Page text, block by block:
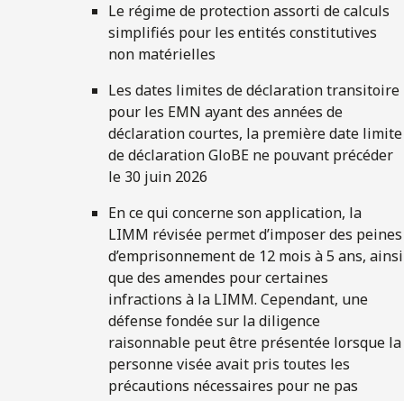
Le régime de protection assorti de calculs
simplifiés pour les entités constitutives
non matérielles
Les dates limites de déclaration transitoire
pour les EMN ayant des années de
déclaration courtes, la première date limite
de déclaration GloBE ne pouvant précéder
le 30 juin 2026
En ce qui concerne son application, la
LIMM révisée permet d’imposer des peines
d’emprisonnement de 12 mois à 5 ans, ainsi
que des amendes pour certaines
infractions à la LIMM. Cependant, une
défense fondée sur la diligence
raisonnable peut être présentée lorsque la
personne visée avait pris toutes les
précautions nécessaires pour ne pas